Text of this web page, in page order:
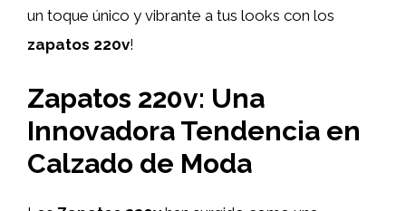
un toque único y vibrante a tus looks con los
zapatos 220v!
Zapatos 220v: Una
Innovadora Tendencia en
Calzado de Moda